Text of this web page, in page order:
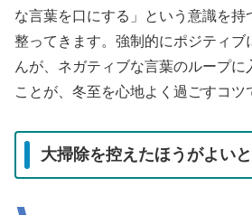
な言葉を口にする」という意識を持
整ってきます。強制的にポジティブ
んが、ネガティブな言葉のループに
ことが、冬至を心地よく過ごすコツ
大掃除を控えたほうがよい